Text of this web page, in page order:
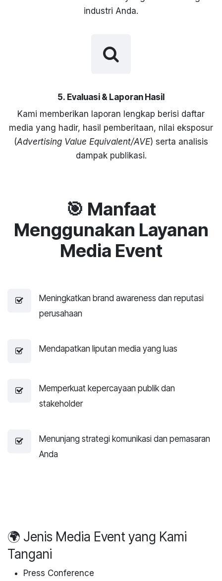
industri Anda.
5. Evaluasi & Laporan Hasil
Kami memberikan laporan lengkap berisi daftar
media yang hadir, hasil pemberitaan, nilai eksposur
(Advertising Value Equivalent/AVE) serta analisis
dampak publikasi.
🎯 Manfaat
Menggunakan Layanan
Media Event
Meningkatkan brand awareness dan reputasi
perusahaan
Mendapatkan liputan media yang luas
Memperkuat kepercayaan publik dan
stakeholder
Menunjang strategi komunikasi dan pemasaran
Anda
🌍 Jenis Media Event yang Kami
Tangani
Press Conference